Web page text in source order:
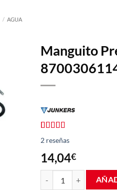
/ AGUA
Manguito
Valorado
con4.00
de 5 en
base a
2
valoraciones
clientes
2 reseñas
14,04€
Manguito